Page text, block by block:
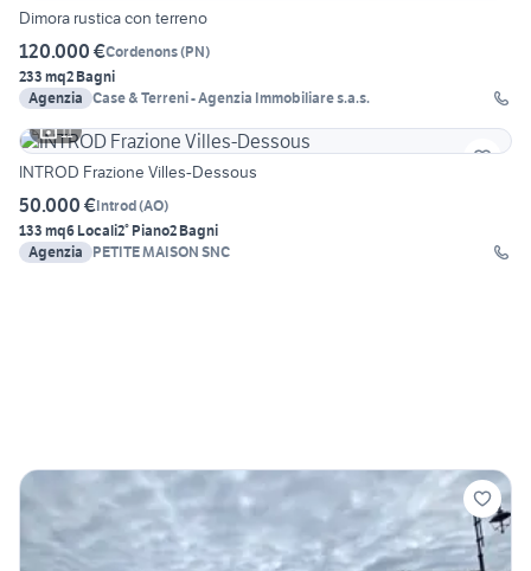
Dimora rustica con terreno
120.000 €Cordenons(PN)
233 mq2 Bagni
Agenzia Case & Terreni - Agenzia Immobiliare s.a.s.
11
INTROD Frazione Villes-Dessous
50.000 €Introd(AO)
133 mq6 Locali2° Piano2 Bagni
Agenzia
PETITE MAISON SNC